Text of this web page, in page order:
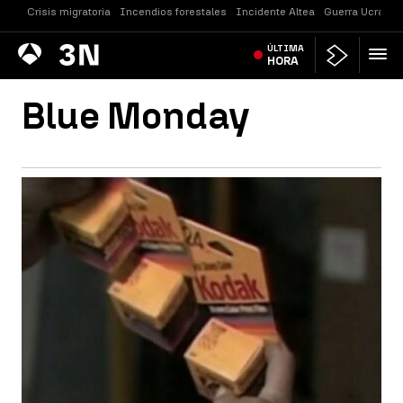
Crisis migratoria Incendios forestales Incidente Altea Guerra Ucrania
Antena
3 Noticias ÚLTIMA
HORA
Blue Monday